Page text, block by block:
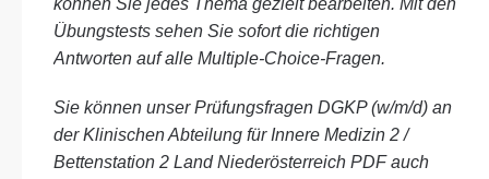
können Sie jedes Thema gezielt bearbeiten. Mit den
Übungstests sehen Sie sofort die richtigen
Antworten auf alle Multiple-Choice-Fragen.
Sie können unser Prüfungsfragen DGKP (w/m/d) an
der Klinischen Abteilung für Innere Medizin 2 /
Bettenstation 2 Land Niederösterreich PDF auch